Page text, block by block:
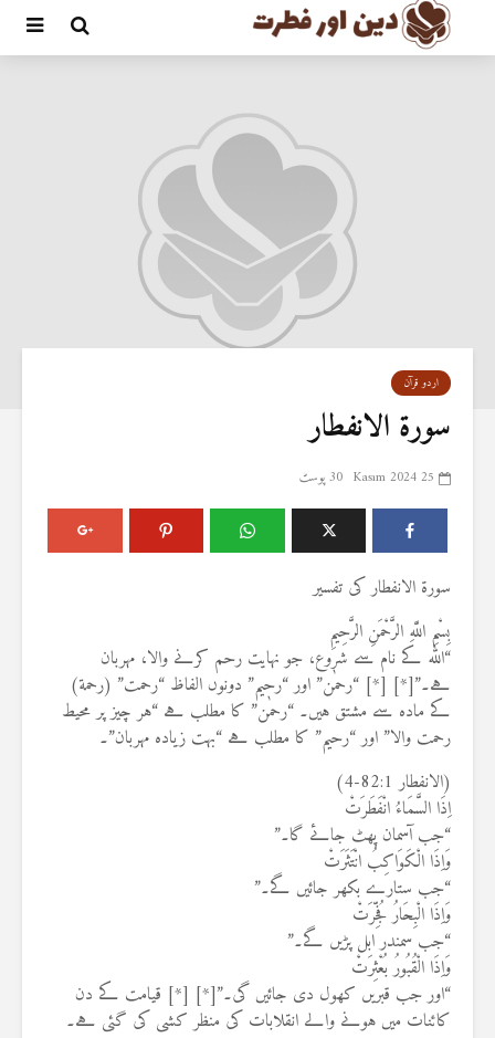
اردو قرآن
سورۃ الانفطار
25 Kasım 2024 30 پوسٹ
سورۃ الانفطار کی تفسیر
بِسْمِ اللَّهِ الرَّحْمَنِ الرَّحِيمِ
“اللہ کے نام سے شروع، جو نہایت رحم کرنے والا، مہربان
ہے۔”[*] [*] “رحمٰن” اور “رحیم” دونوں الفاظ “رحمت” (رحمة)
کے مادہ سے مشتق ہیں۔ “رحمٰن” کا مطلب ہے “ہر چیز پر محیط
رحمت والا” اور “رحیم” کا مطلب ہے “بہت زیادہ مہربان”۔
(الانفطار 82:1-4)
اِذَا السَّمَاءُ انْفَطَرَتْ
“جب آسمان پھٹ جائے گا۔”
وَاِذَا الْكَوَاكِبُ انْتَثَرَتْ
“جب ستارے بکھر جائیں گے۔”
وَاِذَا الْبِحَارُ فُجِّرَتْ
“جب سمندر ابل پڑیں گے۔”
وَاِذَا الْقُبُورُ بُعْثِرَتْ
“اور جب قبریں کھول دی جائیں گی۔”[*] [*] قیامت کے دن
کائنات میں ہونے والے انقلابات کی منظر کشی کی گئی ہے۔